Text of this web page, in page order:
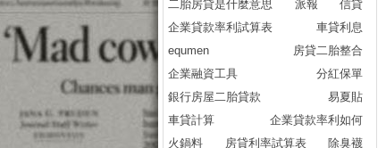
二胎房貸是什麼意思
派報
信貸
企業貸款率利試算表
車貸利息
equmen
房貸二胎整合
企業融資工具
分紅保單
銀行房屋二胎貸款
易夏貼
車貸計算
企業貸款率利如何
火鍋料
房貸利率試算表
除臭襪